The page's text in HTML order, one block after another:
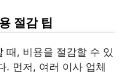
절감 팁
때, 비용을 절감할 수 있
. 먼저, 여러 이사 업체